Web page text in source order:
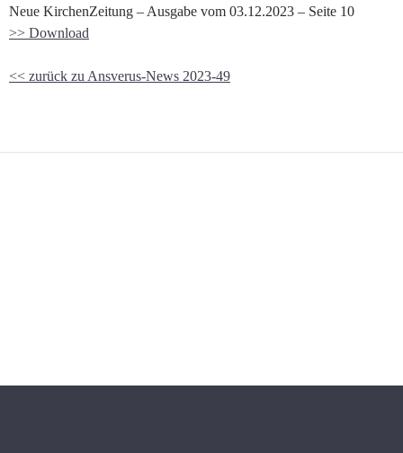
Neue KirchenZeitung – Ausgabe vom 03.12.2023 – Seite 10
>> Download
<< zurück zu Ansverus-News 2023-49